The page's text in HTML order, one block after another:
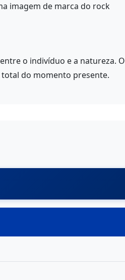
imagem de marca do rock
o indivíduo e a natureza. O
do momento presente.